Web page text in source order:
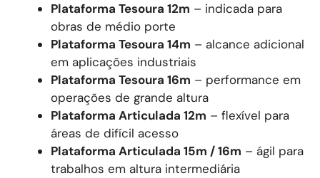
Plataforma Tesoura 12m – indicada para
obras de médio porte
Plataforma Tesoura 14m – alcance adicional
em aplicações industriais
Plataforma Tesoura 16m – performance em
operações de grande altura
Plataforma Articulada 12m – flexível para
áreas de difícil acesso
Plataforma Articulada 15m / 16m – ágil para
trabalhos em altura intermediária